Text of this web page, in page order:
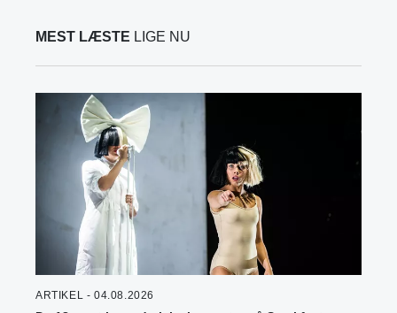
MEST LÆSTE LIGE NU
ARTIKEL - 04.08.2026